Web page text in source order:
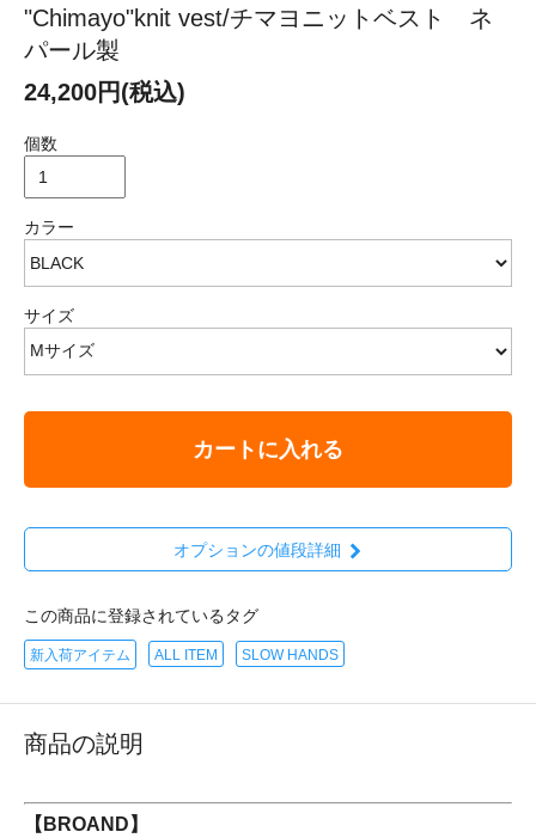
"Chimayo"knit vest/チマヨニットベスト ネ
パール製
24,200円(税込)
個数
カラー
サイズ
カートに入れる
オプションの値段詳細
この商品に登録されているタグ
新入荷アイテム ALL ITEM SLOW HANDS
商品の説明
【BROAND】